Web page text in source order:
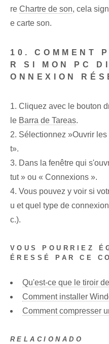
re Chartre de son, cela
e carte son.
10. COMMENT
R SI MON PC
ONNEXION
1. Cliquez avec le bouton
le Barra de Tareas.
2. Sélectionnez ‍»Ouvrir
t».
3. Dans la fenêtre qui
tut » ou « Connexions ».
4. Vous pouvez y voir si
u et quel type de
c.).
VOUS POURRIEZ
ÉRESSÉ PAR CE
Qu'est-ce que le tiroir
Comment installer
Comment compresser
RELACIONADO